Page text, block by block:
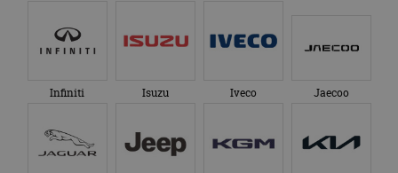
Infiniti Isuzu Iveco Jaecoo